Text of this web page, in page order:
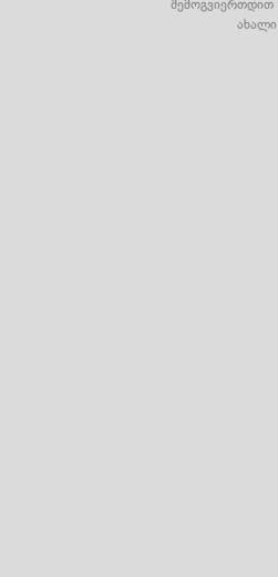
შემოგვიერთდით
ახალი